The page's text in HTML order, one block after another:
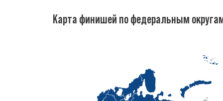
Карта финишей по федеральным